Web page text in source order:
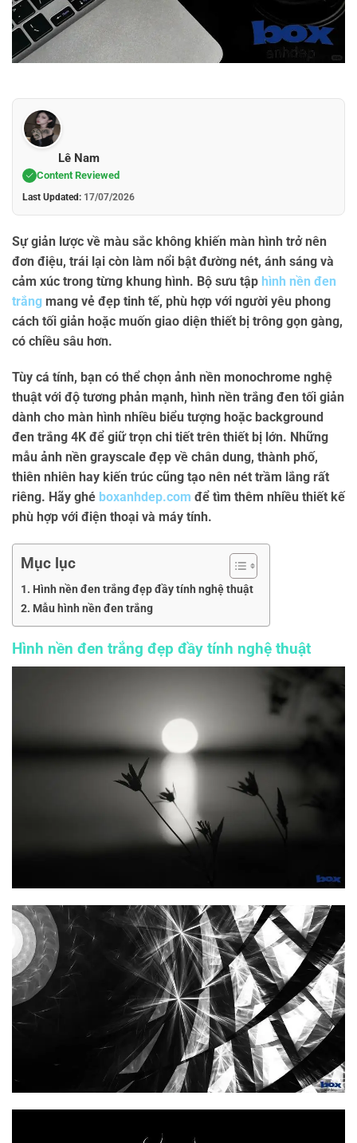
Lê Nam
Content Reviewed
Last Updated: 17/07/2026
Sự giản lược về màu sắc không khiến màn hình trở nên
đơn điệu, trái lại còn làm nổi bật đường nét, ánh sáng và
cảm xúc trong từng khung hình. Bộ sưu tập hình nền đen
trắng mang vẻ đẹp tinh tế, phù hợp với người yêu phong
cách tối giản hoặc muốn giao diện thiết bị trông gọn gàng,
có chiều sâu hơn.
Tùy cá tính, bạn có thể chọn ảnh nền monochrome nghệ
thuật với độ tương phản mạnh, hình nền trắng đen tối giản
dành cho màn hình nhiều biểu tượng hoặc background
đen trắng 4K để giữ trọn chi tiết trên thiết bị lớn. Những
mẫu ảnh nền grayscale đẹp về chân dung, thành phố,
thiên nhiên hay kiến trúc cũng tạo nên nét trầm lắng rất
riêng. Hãy ghé boxanhdep.com để tìm thêm nhiều thiết kế
phù hợp với điện thoại và máy tính.
Mục lục
Hình nền đen trắng đẹp đầy tính nghệ thuật
Mẫu hình nền đen trắng
Hình nền đen trắng đẹp đầy tính nghệ thuật